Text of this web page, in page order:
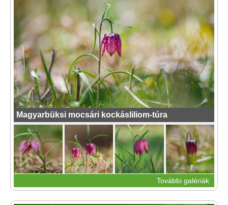
Magyarbüksi mocsári kockásliliom-túra
További galériák